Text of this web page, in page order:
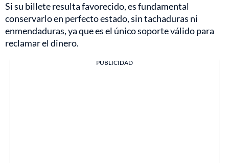
Si su billete resulta favorecido, es fundamental
conservarlo en perfecto estado, sin tachaduras ni
enmendaduras, ya que es el único soporte válido para
reclamar el dinero.
PUBLICIDAD